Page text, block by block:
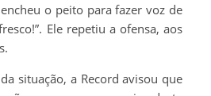
o peito para fazer voz de
Ele repetiu a ofensa, aos
situação, a Record avisou que